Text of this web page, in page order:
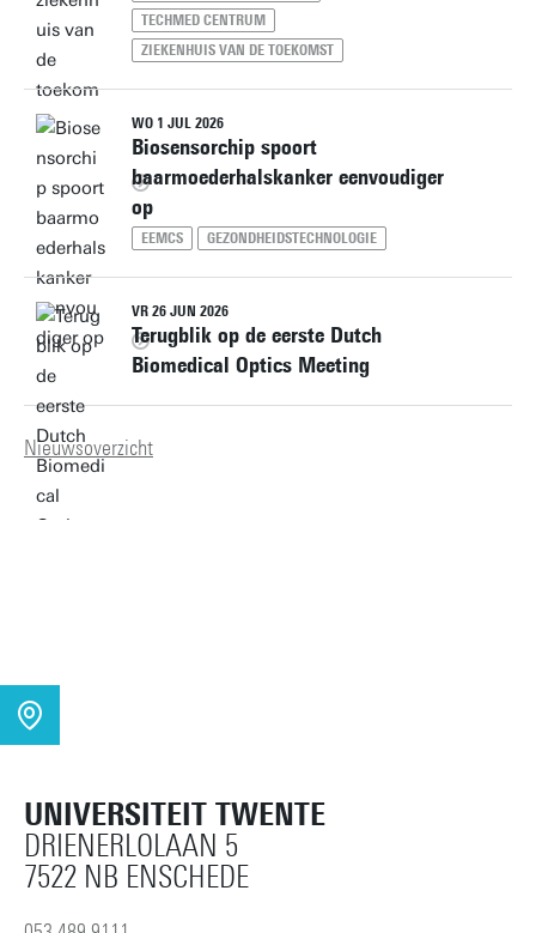
TECHMED CENTRUM
ZIEKENHUIS VAN DE TOEKOMST
WO 1 JUL 2026
Biosensorchip spoort
baarmoederhalskanker eenvoudiger
op
EEMCS GEZONDHEIDSTECHNOLOGIE
VR 26 JUN 2026
Terugblik op de eerste Dutch
Biomedical Optics Meeting
Nieuwsoverzicht
UNIVERSITEIT TWENTE
DRIENERLOLAAN 5
7522 NB ENSCHEDE